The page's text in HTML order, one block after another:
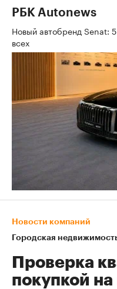
РБК Autonews
Новый автобренд Senat:
всех
Новости компаний
Городская
Проверка
покупкой